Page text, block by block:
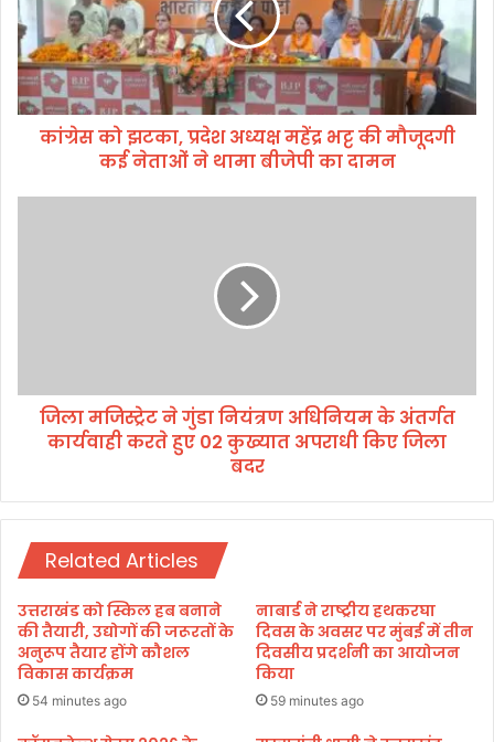
झ
ट
का
,
प्र
ई
ता
ओं
था
मा
बी
जे
का
कांग्रेस को झटका, प्रदेश अध्यक्ष महेंद्र भट्ट की मौजूदगी
कई नेताओं ने थामा बीजेपी का दामन
डा
अ
नि
य
म
के
अं
त
र्ग
जिला मजिस्ट्रेट ने गुंडा नियंत्रण अधिनियम के अंतर्गत
कार्यवाही करते हुए 02 कुख्यात अपराधी किए जिला
बदर
Related Articles
उत्तराखंड को स्किल हब बनाने
की तैयारी, उद्योगों की जरूरतों के
अनुरूप तैयार होंगे कौशल
विकास कार्यक्रम
54 minutes ago
नाबार्ड ने राष्ट्रीय हथकरघा
दिवस के अवसर पर मुंबई में तीन
दिवसीय प्रदर्शनी का आयोजन
किया
59 minutes ago